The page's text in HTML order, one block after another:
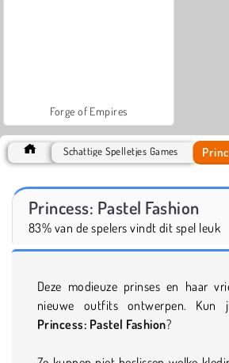
Forge of Empires
Schattige Spelletjes Games
Princess: Pastel Fashion
83% van de spelers vindt dit spel leuk
Deze modieuze prinses en haar
nieuwe outfits ontwerpen. Kun
Princess: Pastel Fashion?